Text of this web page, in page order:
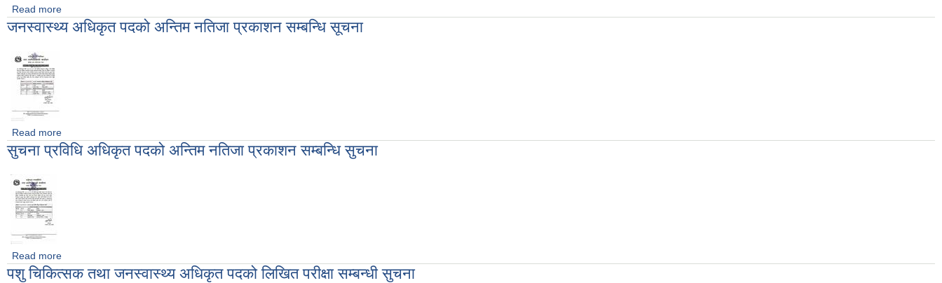
Read more
जनस्वास्थ्य अधिकृत पदको अन्तिम नतिजा प्रकाशन सम्बन्धि सूचना
Read more
सुचना प्रविधि अधिकृत पदको अन्तिम नतिजा प्रकाशन सम्बन्धि सुचना
Read more
पशु चिकित्सक तथा जनस्वास्थ्य अधिकृत पदको लिखित परीक्षा सम्बन्धी सुचना